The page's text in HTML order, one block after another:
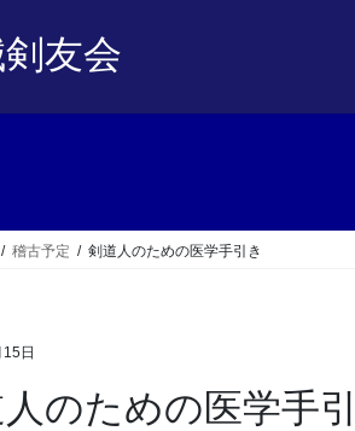
友会
稽古予定 剣道人のための医学手引き
日
のための医学手